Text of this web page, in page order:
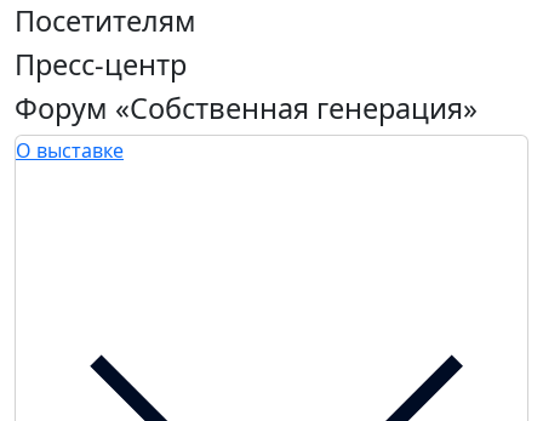
Посетителям
Пресс-центр
Форум «Собственная генерация»
О выставке